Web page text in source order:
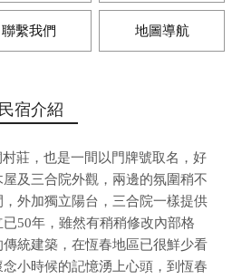
聯繫我們 地圖導航
民宿介紹
莊，也是一間以門牌號取名，好
及三合院外觀，兩邊的氛圍稍不
外加獨立陽台，三合院一樣提供
50年，雖然有稍稍修改內部格
統建築，在恆春地區已很鮮少看
小時候的記憶湧上心頭，到恆春